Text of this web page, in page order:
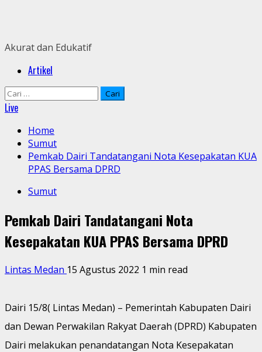
Akurat dan Edukatif
PrimaryArtikel
Cari
untuk:
Live
Home
Sumut
Pemkab Dairi Tandatangani Nota Kesepakatan KUA
PPAS Bersama DPRD
Sumut
Pemkab Dairi Tandatangani Nota
Kesepakatan KUA PPAS Bersama DPRD
Lintas Medan 15 Agustus 2022 1 min read
Dairi 15/8( Lintas Medan) – Pemerintah Kabupaten Dairi
dan Dewan Perwakilan Rakyat Daerah (DPRD) Kabupaten
Dairi melakukan penandatangan Nota Kesepakatan